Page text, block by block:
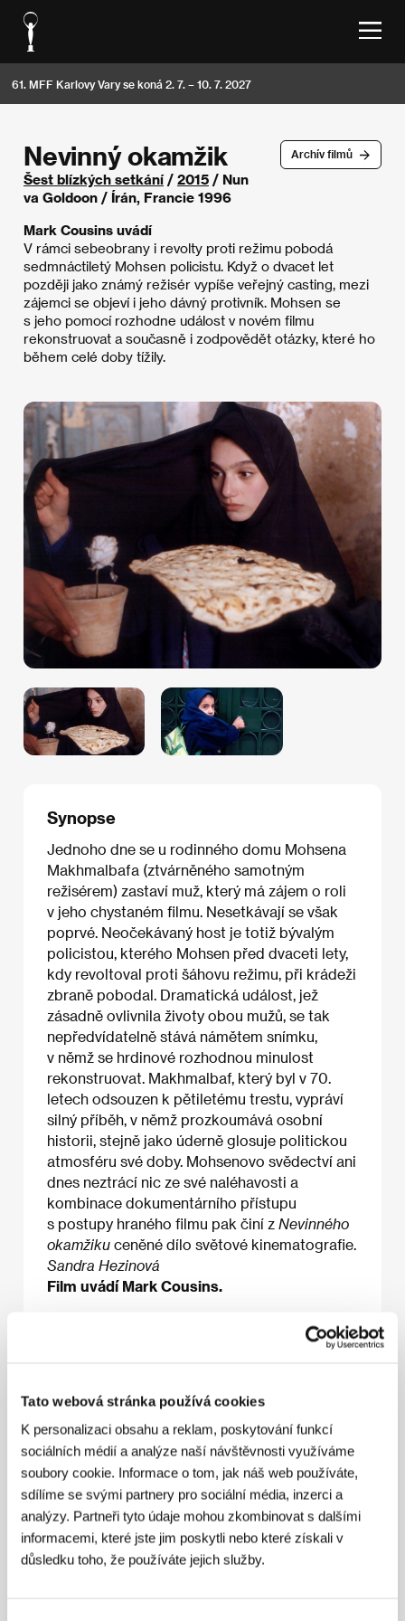
Tato webová stránka používá cookies
K personalizaci obsahu a reklam, poskytování funkcí
sociálních médií a analýze naší návštěvnosti využíváme
soubory cookie. Informace o tom, jak náš web používáte,
sdílíme se svými partnery pro sociální média, inzerci a
analýzy. Partneři tyto údaje mohou zkombinovat s dalšími
informacemi, které jste jim poskytli nebo které získali v
důsledku toho, že používáte jejich služby.
61. MFF Karlovy Vary se koná 2. 7. – 10. 7. 2027
Archív filmů
Nevinný okamžik
Šest blízkých setkání/ 2015 / Nun
va Goldoon / Írán, Francie 1996
Mark Cousins uvádí
V rámci sebeobrany i revolty proti režimu pobodá
sedmnáctiletý Mohsen policistu. Když o dvacet let
později jako známý režisér vypíše veřejný casting, mezi
zájemci se objeví i jeho dávný protivník. Mohsen se
s jeho pomocí rozhodne událost v novém filmu
rekonstruovat a současně i zodpovědět otázky, které ho
během celé doby tížily.
Synopse
Jednoho dne se u rodinného domu Mohsena
Makhmalbafa (ztvárněného samotným
režisérem) zastaví muž, který má zájem o roli
v jeho chystaném filmu. Nesetkávají se však
poprvé. Neočekávaný host je totiž bývalým
policistou, kterého Mohsen před dvaceti lety,
kdy revoltoval proti šáhovu režimu, při krádeži
zbraně pobodal. Dramatická událost, jež
zásadně ovlivnila životy obou mužů, se tak
nepředvídatelně stává námětem snímku,
v němž se hrdinové rozhodnou minulost
rekonstruovat. Makhmalbaf, který byl v 70.
letech odsouzen k pětiletému trestu, vypráví
silný příběh, v němž prozkoumává osobní
historii, stejně jako úderně glosuje politickou
atmosféru své doby. Mohsenovo svědectví ani
dnes neztrácí nic ze své naléhavosti a
kombinace dokumentárního přístupu
s postupy hraného filmu pak činí z Nevinného
okamžiku ceněné dílo světové kinematografie.
Sandra Hezinová
Film uvádí Mark Cousins.
78 min / Barevný, 35 mm
RežieMohsen Makhmalbaf/ ScénářMohsen
Makhmalbaf/ KameraMahmoud Kalari / Hudba
Madjid Entezami/ Střih Mohsen Makhmalbaf/
VýtvarníkReza Alagheband / Producent
Abolfazi
Alagheband/ Výroba Makhmalbaf Productions /
Koprodukce MK2 Productions / HrajíMirhadi
Tayebi, Mohsen Makhmalbaf, Ali Bakhsi/ Sales
Makhmalbaf Film House